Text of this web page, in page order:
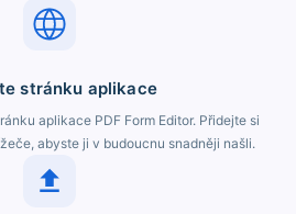
stránku aplikace
aplikace PDF Form Editor. Přidejte si
abyste ji v budoucnu snadněji našli.